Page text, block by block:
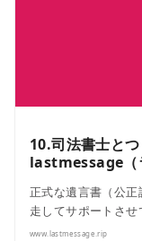
10.司法書士と
lastmessage（
正式な遺言書（公
走してサポートさ
www.lastmessage.rip